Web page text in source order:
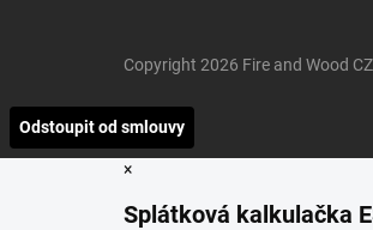
Copyright 2026 Fire and Wood
Odstoupit od smlouvy
×
Splátková kalkulačka